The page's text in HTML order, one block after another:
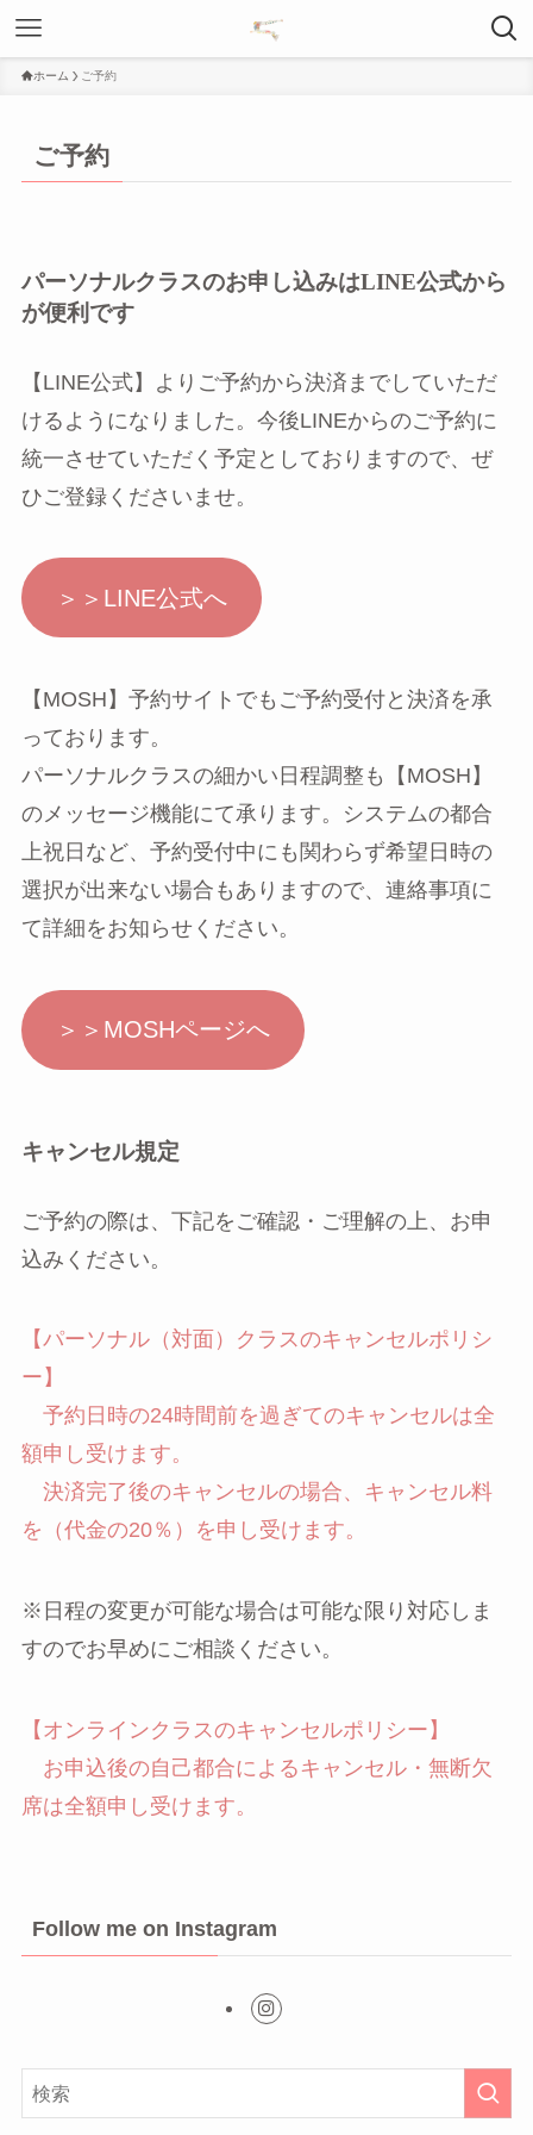
ホーム ご予約
ご予約
パーソナルクラスのお申し込みはLINE公式から
が便利です
【LINE公式】よりご予約から決済までしていただ
けるようになりました。今後LINEからのご予約に
統一させていただく予定としておりますので、ぜ
ひご登録くださいませ。
＞＞LINE公式へ
【MOSH】予約サイトでもご予約受付と決済を承
っております。
パーソナルクラスの細かい日程調整も【MOSH】
のメッセージ機能にて承ります。システムの都合
上祝日など、予約受付中にも関わらず希望日時の
選択が出来ない場合もありますので、連絡事項に
て詳細をお知らせください。
＞＞MOSHページへ
キャンセル規定
ご予約の際は、下記をご確認・ご理解の上、お申
込みください。
【パーソナル（対面）クラスのキャンセルポリシ
ー】
予約日時の24時間前を過ぎてのキャンセルは全
額申し受けます。
決済完了後のキャンセルの場合、キャンセル料
を（代金の20％）を申し受けます。
※日程の変更が可能な場合は可能な限り対応しま
すのでお早めにご相談ください。
【オンラインクラスのキャンセルポリシー】
お申込後の自己都合によるキャンセル・無断欠
席は全額申し受けます。
Follow me on Instagram